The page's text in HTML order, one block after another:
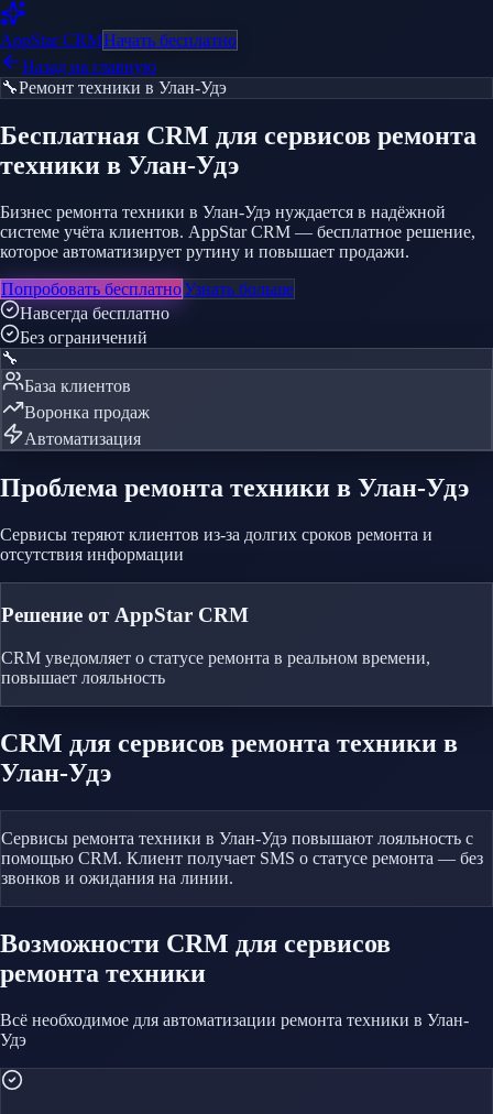
AppStarCRMНачать бесплатно
Назад на главную
🔧Ремонт техники в Улан-Удэ
Бесплатная CRM для сервисов ремонта
техники в Улан-Удэ
Бизнес ремонта техники в Улан-Удэ нуждается в надёжной
системе учёта клиентов. AppStar CRM — бесплатное решение,
которое автоматизирует рутину и повышает продажи.
Попробовать бесплатноУзнать больше
Навсегда бесплатно
Без ограничений
🔧
База клиентов
Воронка продаж
Автоматизация
Проблема ремонта техники в Улан-Удэ
Сервисы теряют клиентов из-за долгих сроков ремонта и
отсутствия информации
Решение от AppStar CRM
CRM уведомляет о статусе ремонта в реальном времени,
повышает лояльность
CRM для сервисов ремонта техники в
Улан-Удэ
Сервисы ремонта техники в Улан-Удэ повышают лояльность с
помощью CRM. Клиент получает SMS о статусе ремонта — без
звонков и ожидания на линии.
Возможности CRM для сервисов
ремонта техники
Всё необходимое для автоматизации ремонта техники в Улан-
Удэ